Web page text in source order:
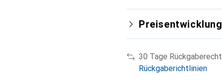
Preisentwicklung
30 Tage Rückgaberecht
Rückgaberichtlinien